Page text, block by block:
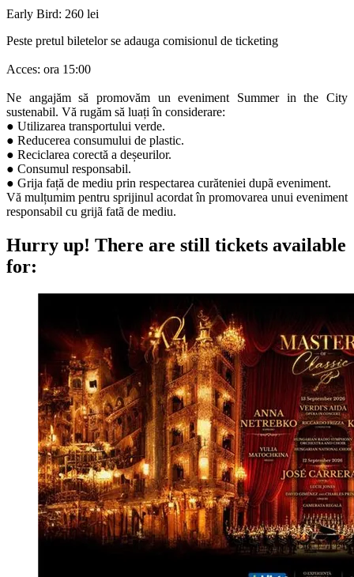
Early Bird: 260 lei
Peste pretul biletelor se adauga comisionul de ticketing
Acces: ora 15:00
Ne angajăm să promovăm un eveniment Summer in the City
sustenabil. Vă rugăm să luați în considerare:
● Utilizarea transportului verde.
● Reducerea consumului de plastic.
● Reciclarea corectă a deșeurilor.
● Consumul responsabil.
● Grija față de mediu prin respectarea curăteniei dupã eveniment.
Vă mulțumim pentru sprijinul acordat în promovarea unui eveniment
responsabil cu grijã fatã de mediu.
Hurry up! There are still tickets available
for: